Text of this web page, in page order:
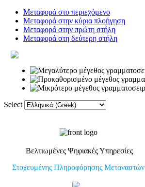
Μεταφορά στο περιεχόμενο
Μεταφορά στην κύρια πλοήγηση
Μεταφορά στην πρώτη στήλη
Μεταφορά στη δεύτερη στήλη
Select
Βελτιωμένες Ψηφιακές Υπηρεσίες
Στοχευμένης Πληροφόρησης Μεταναστών